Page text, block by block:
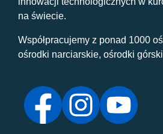
na świecie.
Współpracujemy z ponad 1000
ośrodki narciarskie, ośrodki